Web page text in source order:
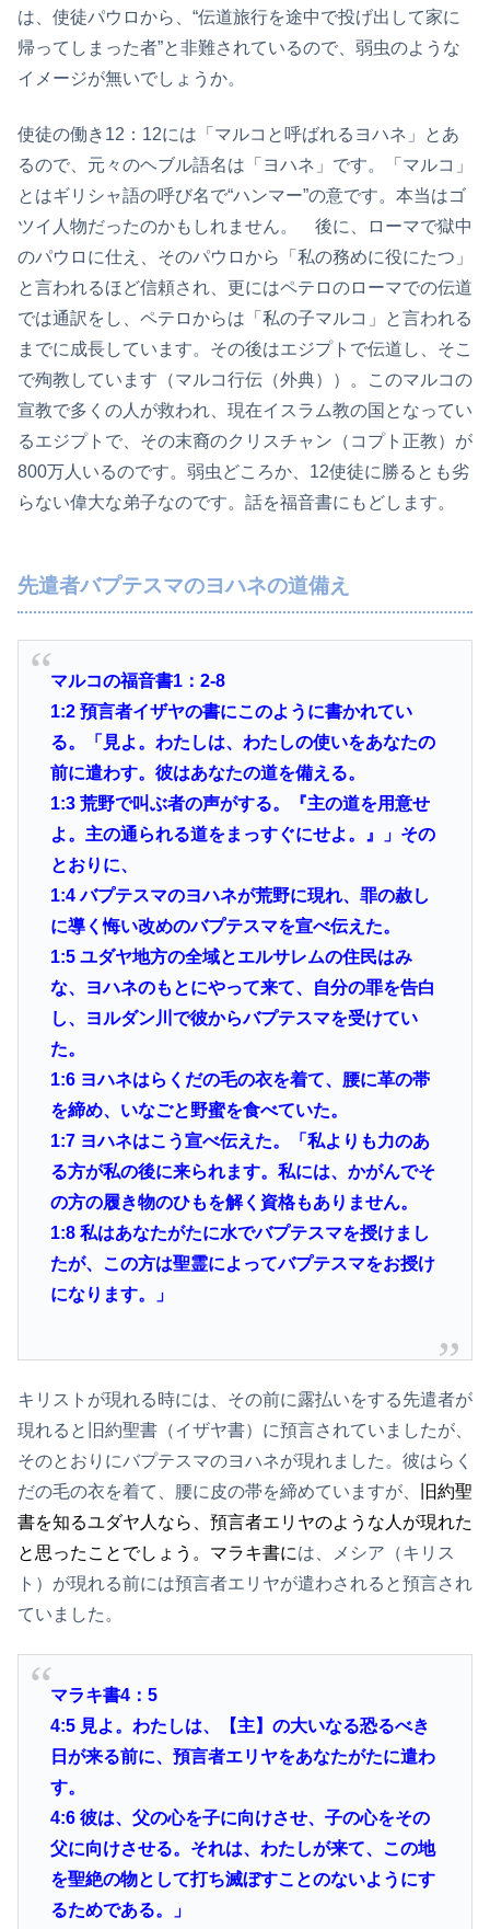
は、使徒パウロから、“伝道旅行を途中で投げ出して家に
帰ってしまった者”と非難されているので、弱虫のような
イメージが無いでしょうか。
使徒の働き12：12には「マルコと呼ばれるヨハネ」とあ
るので、元々のヘブル語名は「ヨハネ」です。「マルコ」
とはギリシャ語の呼び名で“ハンマー”の意です。本当はゴ
ツイ人物だったのかもしれません。 後に、ローマで獄中
のパウロに仕え、そのパウロから「私の務めに役にたつ」
と言われるほど信頼され、更にはペテロのローマでの伝道
では通訳をし、ペテロからは「私の子マルコ」と言われる
までに成長しています。その後はエジプトで伝道し、そこ
で殉教しています（マルコ行伝（外典））。このマルコの
宣教で多くの人が救われ、現在イスラム教の国となってい
るエジプトで、その末裔のクリスチャン（コプト正教）が
800万人いるのです。弱虫どころか、12使徒に勝るとも劣
らない偉大な弟子なのです。話を福音書にもどします。
先遣者バプテスマのヨハネの道備え
マルコの福音書1：2-8
1:2 預言者イザヤの書にこのように書かれてい
る。「見よ。わたしは、わたしの使いをあなたの
前に遣わす。彼はあなたの道を備える。
1:3 荒野で叫ぶ者の声がする。『主の道を用意せ
よ。主の通られる道をまっすぐにせよ。』」その
とおりに、
1:4バプテスマのヨハネが荒野に現れ、罪の赦し
に導く悔い改めのバプテスマを宣べ伝えた。
1:5 ユダヤ地方の全域とエルサレムの住民はみ
な、ヨハネのもとにやって来て、自分の罪を告白
し、ヨルダン川で彼からバプテスマを受けてい
た。
1:6 ヨハネはらくだの毛の衣を着て、腰に革の帯
を締め、いなごと野蜜を食べていた。
1:7 ヨハネはこう宣べ伝えた。「私よりも力のあ
る方が私の後に来られます。私には、かがんでそ
の方の履き物のひもを解く資格もありません。
1:8 私はあなたがたに水でバプテスマを授けまし
たが、この方は聖霊によってバプテスマをお授け
になります。」
キリストが現れる時には、その前に露払いをする先遣者が
現れると旧約聖書（イザヤ書）に預言されていましたが、
そのとおりにバプテスマのヨハネが現れました。彼はらく
だの毛の衣を着て、腰に皮の帯を締めていますが、
旧約聖
書を知るユダヤ人なら、預言者エリヤのような人が現れた
と思ったことでしょう。マラキ書には、メシア（キリス
ト）が現れる前には預言者エリヤが遣わされると預言され
ていました。
マラキ書4：5
4:5 見よ。わたしは、【主】の大いなる恐るべき
日が来る前に、預言者エリヤをあなたがたに遣わ
す。
4:6 彼は、父の心を子に向けさせ、子の心をその
父に向けさせる。それは、わたしが来て、この地
を聖絶の物として打ち滅ぼすことのないようにす
るためである。」